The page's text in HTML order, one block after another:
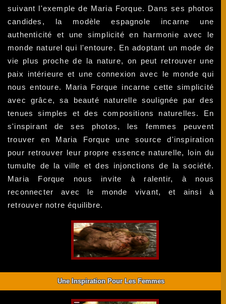
suivant l'exemple de Maria Forque. Dans ses photos
candides, la modèle espagnole incarne une
authenticité et une simplicité en harmonie avec le
monde naturel qui l'entoure. En adoptant un mode de
vie plus proche de la nature, on peut retrouver une
paix intérieure et une connexion avec le monde qui
nous entoure. Maria Forque incarne cette simplicité
avec grâce, sa beauté naturelle soulignée par des
tenues simples et des compositions naturelles. En
s'inspirant de ses photos, les femmes peuvent
trouver en Maria Forque une source d'inspiration
pour retrouver leur propre essence naturelle, loin du
tumulte de la ville et des injonctions de la société.
Maria Forque nous invite à ralentir, à nous
reconnecter avec le monde vivant, et ainsi à
retrouver notre équilibre.
Une Inspiration Pour Les Femmes